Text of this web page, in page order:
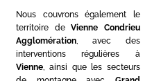
Nous couvrons également le
territoire deVienne Condrieu
Agglomération, avec des
interventions régulières à
Vienne, ainsi que les secteurs